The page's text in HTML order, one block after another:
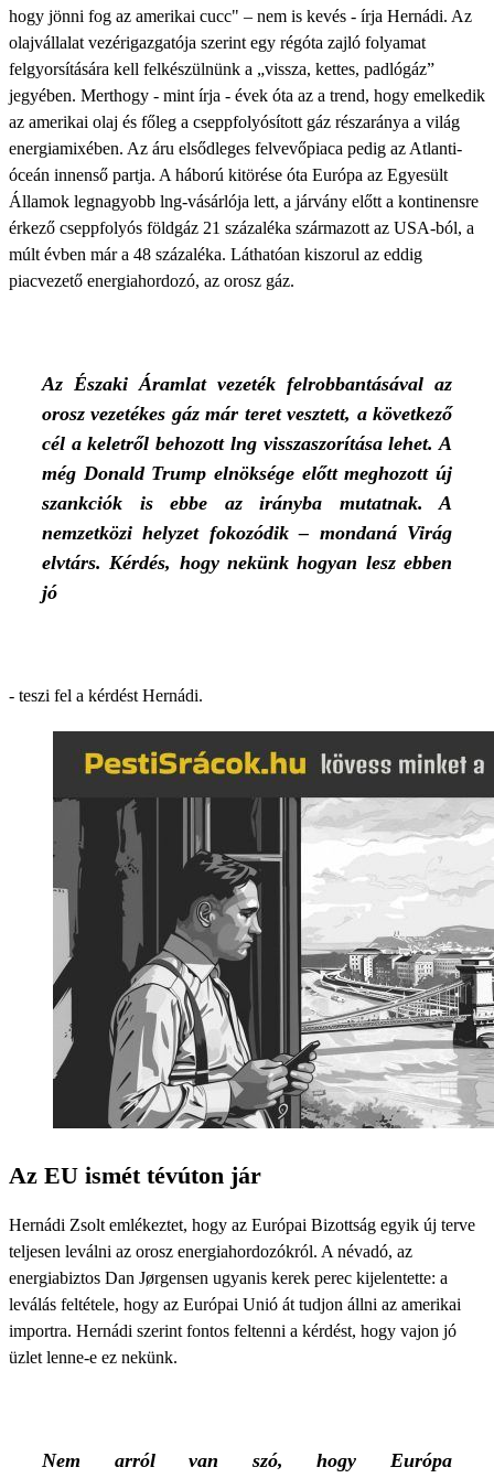
hogy jönni fog az amerikai cucc" – nem is kevés - írja Hernádi. Az
olajvállalat vezérigazgatója szerint egy régóta zajló folyamat
felgyorsítására kell felkészülnünk a „vissza, kettes, padlógáz”
jegyében. Merthogy - mint írja - évek óta az a trend, hogy emelkedik
az amerikai olaj és főleg a cseppfolyósított gáz részaránya a világ
energiamixében. Az áru elsődleges felvevőpiaca pedig az Atlanti-
óceán innenső partja. A háború kitörése óta Európa az Egyesült
Államok legnagyobb lng-vásárlója lett, a járvány előtt a kontinensre
érkező cseppfolyós földgáz 21 százaléka származott az USA-ból, a
múlt évben már a 48 százaléka. Láthatóan kiszorul az eddig
piacvezető energiahordozó, az orosz gáz.
Az Északi Áramlat vezeték felrobbantásával az
orosz vezetékes gáz már teret vesztett, a következő
cél a keletről behozott lng visszaszorítása lehet. A
még Donald Trump elnöksége előtt meghozott új
szankciók is ebbe az irányba mutatnak. A
nemzetközi helyzet fokozódik – mondaná Virág
elvtárs. Kérdés, hogy nekünk hogyan lesz ebben
jó
- teszi fel a kérdést Hernádi.
Az EU ismét tévúton jár
Hernádi Zsolt emlékeztet, hogy az Európai Bizottság egyik új terve
teljesen leválni az orosz energiahordozókról. A névadó, az
energiabiztos Dan Jørgensen ugyanis kerek perec kijelentette: a
leválás feltétele, hogy az Európai Unió át tudjon állni az amerikai
importra. Hernádi szerint fontos feltenni a kérdést, hogy vajon jó
üzlet lenne-e ez nekünk.
Nem arról van szó, hogy Európa